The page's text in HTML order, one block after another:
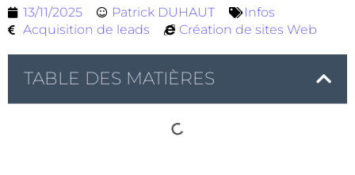
13/11/2025 Patrick DUHAUT
Infos
Acquisition de leads
Création de sites Web
TABLE DES MATIÈRES